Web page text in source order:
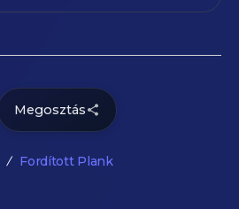
Megosztás
Fordított Plank